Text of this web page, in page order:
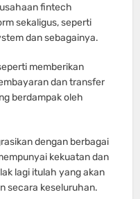
fintech
sekaligus, seperti
dan sebagainya.
memberikan
dan transfer
berdampak oleh
dengan berbagai
kekuatan dan
lagi itulah yang akan
secara keseluruhan.